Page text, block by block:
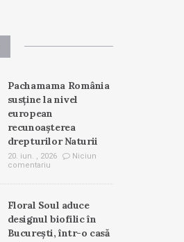
Pachamama România
susține la nivel
european
recunoașterea
drepturilor Naturii
20. iun. , 2026
Niciun
comentariu
Floral Soul aduce
designul biofilic în
București, într-o casă